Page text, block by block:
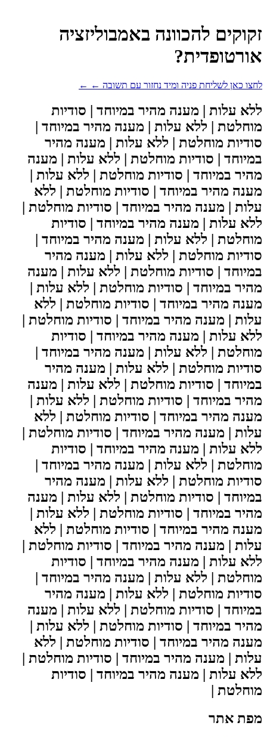
זקוקים להכוונה באמבוליזציה
אורטופדית?
לחצו כאן לשליחת פניה ומיד נחזור עם תשובה ← ←
ללא עלות | מענה מהיר במיוחד | סודיות
מוחלטת | ללא עלות | מענה מהיר במיוחד |
סודיות מוחלטת | ללא עלות | מענה מהיר
במיוחד | סודיות מוחלטת | ללא עלות | מענה
מהיר במיוחד | סודיות מוחלטת | ללא עלות |
מענה מהיר במיוחד | סודיות מוחלטת | ללא
עלות | מענה מהיר במיוחד | סודיות מוחלטת |
ללא עלות | מענה מהיר במיוחד | סודיות
מוחלטת | ללא עלות | מענה מהיר במיוחד |
סודיות מוחלטת | ללא עלות | מענה מהיר
במיוחד | סודיות מוחלטת | ללא עלות | מענה
מהיר במיוחד | סודיות מוחלטת | ללא עלות |
מענה מהיר במיוחד | סודיות מוחלטת | ללא
עלות | מענה מהיר במיוחד | סודיות מוחלטת |
ללא עלות | מענה מהיר במיוחד | סודיות
מוחלטת | ללא עלות | מענה מהיר במיוחד |
סודיות מוחלטת | ללא עלות | מענה מהיר
במיוחד | סודיות מוחלטת | ללא עלות | מענה
מהיר במיוחד | סודיות מוחלטת | ללא עלות |
מענה מהיר במיוחד | סודיות מוחלטת | ללא
עלות | מענה מהיר במיוחד | סודיות מוחלטת |
ללא עלות | מענה מהיר במיוחד | סודיות
מוחלטת | ללא עלות | מענה מהיר במיוחד |
סודיות מוחלטת | ללא עלות | מענה מהיר
במיוחד | סודיות מוחלטת | ללא עלות | מענה
מהיר במיוחד | סודיות מוחלטת | ללא עלות |
מענה מהיר במיוחד | סודיות מוחלטת | ללא
עלות | מענה מהיר במיוחד | סודיות מוחלטת |
ללא עלות | מענה מהיר במיוחד | סודיות
מוחלטת | ללא עלות | מענה מהיר במיוחד |
סודיות מוחלטת | ללא עלות | מענה מהיר
במיוחד | סודיות מוחלטת | ללא עלות | מענה
מהיר במיוחד | סודיות מוחלטת | ללא עלות |
מענה מהיר במיוחד | סודיות מוחלטת | ללא
עלות | מענה מהיר במיוחד | סודיות מוחלטת |
ללא עלות | מענה מהיר במיוחד | סודיות
מוחלטת |
מפת אתר